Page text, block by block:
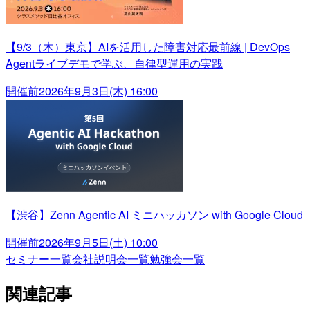
【9/3（木）東京】AIを活用した障害対応最前線 | DevOps
Agentライブデモで学ぶ、自律型運用の実践
開催前2026年9月3日(木) 16:00
【渋谷】Zenn Agentic AI ミニハッカソン with Google Cloud
開催前2026年9月5日(土) 10:00
セミナー一覧会社説明会一覧勉強会一覧
関連記事